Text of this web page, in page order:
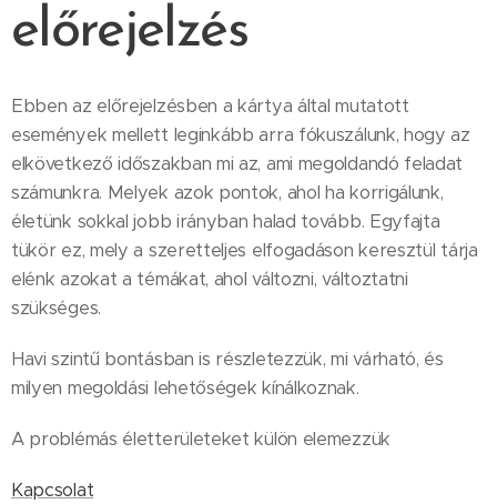
előrejelzés
Ebben az előrejelzésben a kártya által mutatott
események mellett leginkább arra fókuszálunk, hogy az
elkövetkező időszakban mi az, ami megoldandó feladat
számunkra. Melyek azok pontok, ahol ha korrigálunk,
életünk sokkal jobb irányban halad tovább. Egyfajta
tükör ez, mely a szeretteljes elfogadáson keresztül tárja
elénk azokat a témákat, ahol változni, változtatni
szükséges.
Havi szintű bontásban is részletezzük, mi várható, és
milyen megoldási lehetőségek kínálkoznak.
A problémás életterületeket külön elemezzük
Kapcsolat